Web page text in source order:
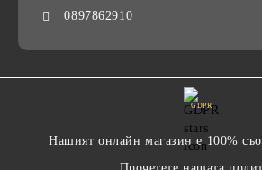
0897862910
GDPR
Нашият онлайн магазин е 100%